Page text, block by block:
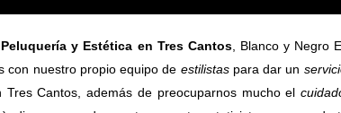
Peluquería y Estética en Tres Cantos, Blanco y Negro
con nuestro propio equipo de estilistaspara dar un
Tres Cantos, además de preocuparnos mucho el